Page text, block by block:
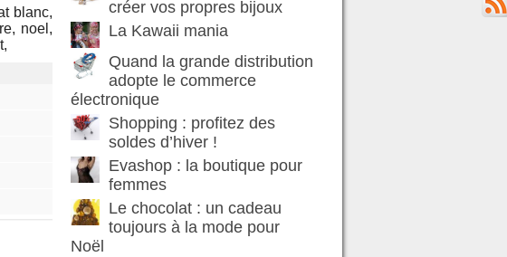
blanc,
noel,
créer vos propres bijoux
La Kawaii mania
Quand la grande distribution
adopte le commerce
électronique
Shopping : profitez des
soldes d’hiver !
Evashop : la boutique pour
femmes
Le chocolat : un cadeau
toujours à la mode pour
Noël